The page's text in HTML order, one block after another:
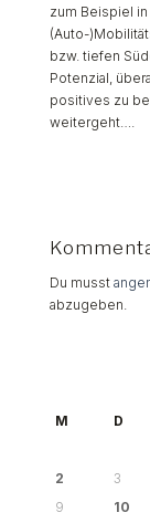
zum Beispiel
(Auto-
bzw. tiefen
Potenzial,
positives zu
weitergeht….
Du musst
abzugeben.
M
D
2
3
9
10